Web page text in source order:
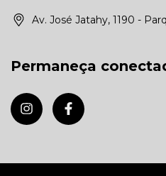
Av. José Jatahy, 1190 -
Permaneça